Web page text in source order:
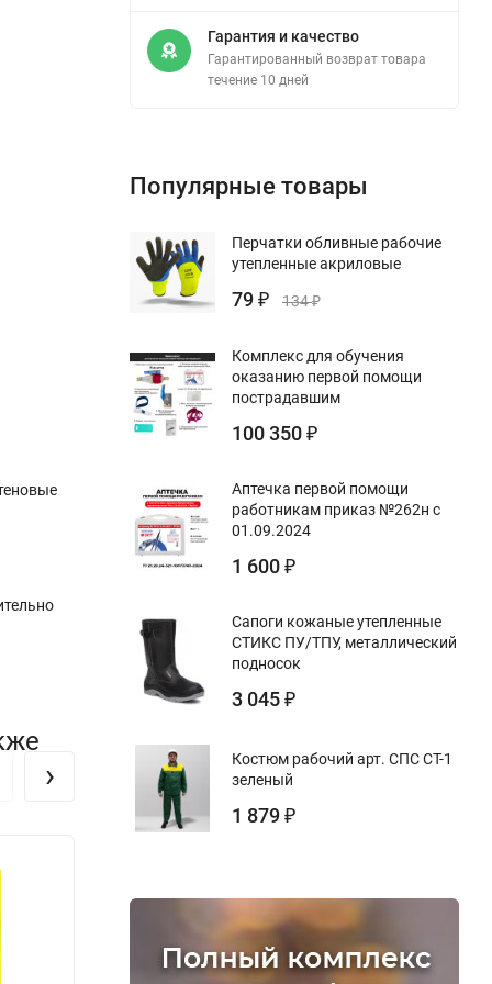
›
Гарантия и качество
Гарантированный возврат товара
течение 10 дней
Популярные товары
Перчатки обливные рабочие
утепленные акриловые
79 ₽ 134₽
Комплекс для обучения
оказанию первой помощи
пострадавшим
100 350 ₽
Аптечка первой помощи
работникам приказ №262н с
01.09.2024
1 600 ₽
Сапоги кожаные утепленные
СТИКС ПУ/ТПУ, металлический
подносок
3 045 ₽
Костюм рабочий арт. СПС СТ-1
зеленый
1 879 ₽